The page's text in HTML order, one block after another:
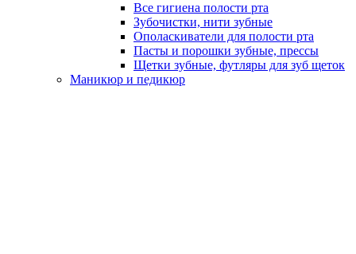
Все гигиена полости рта
Зубочистки, нити зубные
Ополаскиватели для полости рта
Пасты и порошки зубные, прессы
Щетки зубные, футляры для зуб щеток
Маникюр и педикюр